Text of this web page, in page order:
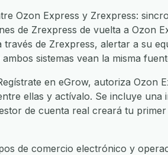
Ozon Express y Zrexpress:
de Zrexpress de vuelta a Ozon
de Zrexpress, alertar a su
sistemas vean la misma
en eGrow, autoriza Ozon
ellas y actívalo. Se incluye una
de cuenta real creará tu
de comercio electrónico y